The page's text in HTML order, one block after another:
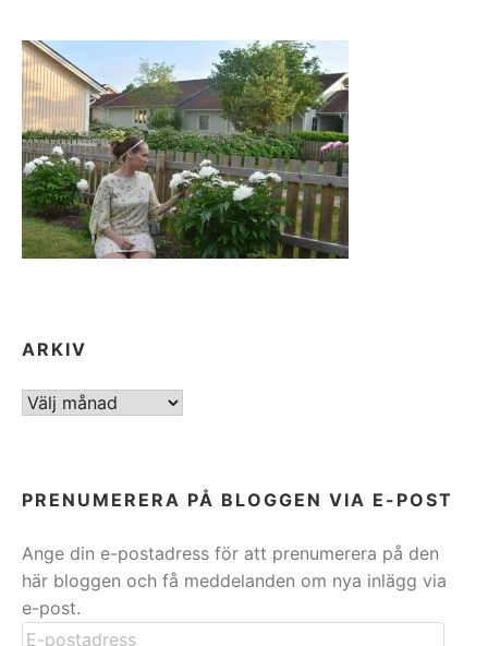
ARKIV
ARKIV
PRENUMERERA PÅ BLOGGEN VIA E-POST
Ange din e-postadress för att prenumerera på den
här bloggen och få meddelanden om nya inlägg via
e-post.
E-